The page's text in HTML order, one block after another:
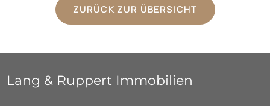
ZURÜCK ZUR ÜBERSICHT
Lang & Ruppert Immobilien